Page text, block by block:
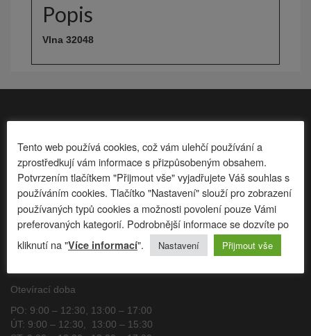
Popis
Vlna 32048
Posadte se.
nabízí kancelářské židle, kuchyňské židle, křesla,
sedačky, sedací pytle a mnoho dalšího.
Stačí si vybrat a pak se
jen zkrátka posadit!
+420 602 756 704
Otevírací doba
PO: 9:00 – 12:30, 13:00 – 17:00
ÚT: 9:00 – 12:30, 13:00 – 15:30
Tento web používá cookies, což vám ulehčí používání a
zprostředkují vám informace s přizpůsobeným obsahem.
Potvrzením tlačítkem "Přijmout vše" vyjadřujete Váš souhlas s
používáním cookies. Tlačítko "Nastavení" slouží pro zobrazení
používaných typů cookies a možnosti povolení pouze Vámi
preferovaných kategorií. Podrobnější informace se dozvíte po
kliknutí na "Více informací". Nastavení Přijmout vše